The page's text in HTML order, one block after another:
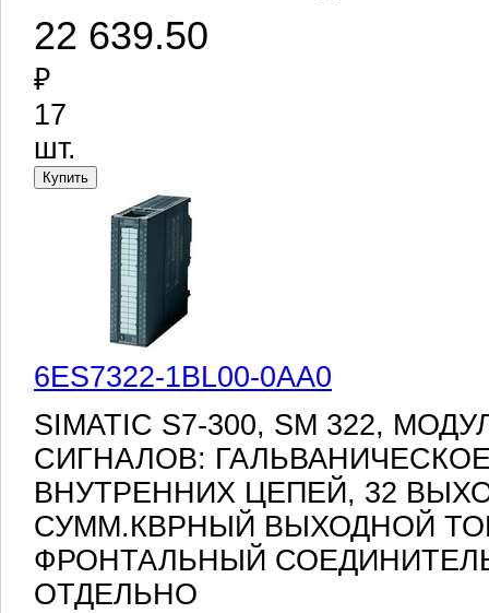
22 639.50
₽
17
шт.
6ES7322-1BL00-0AA0
SIMATIC S7-300, SM 322,
СИГНАЛОВ:
ВНУТРЕННИХ ЦЕПЕЙ, 32
СУММ.КВРНЫЙ ВЫХОДНОЙ
ФРОНТАЛЬНЫЙ
ОТДЕЛЬНО